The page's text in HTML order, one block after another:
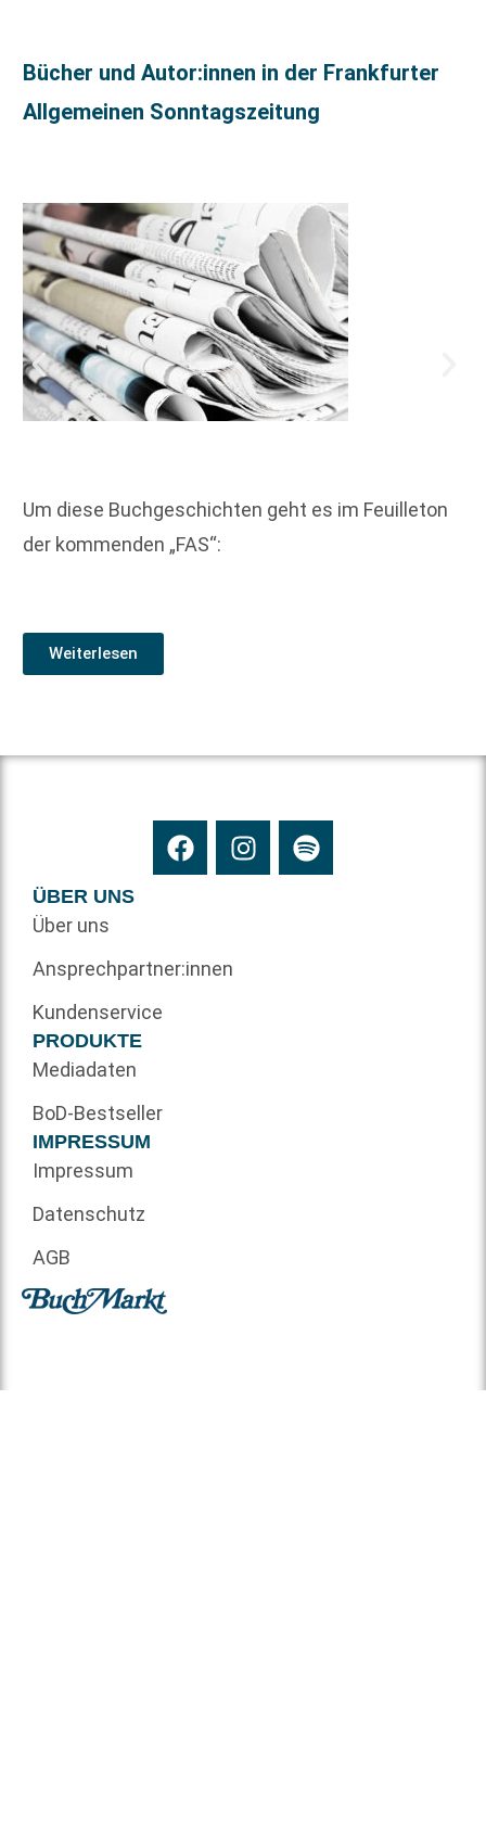
Bücher und Autor:innen in der Frankfurter
Allgemeinen Sonntagszeitung
Um diese Buchgeschichten geht es im Feuilleton
der kommenden „FAS“:
Weiterlesen
ÜBER UNS
Über uns
Ansprechpartner:innen
Kundenservice
PRODUKTE
Mediadaten
BoD-Bestseller
IMPRESSUM
Impressum
Datenschutz
AGB